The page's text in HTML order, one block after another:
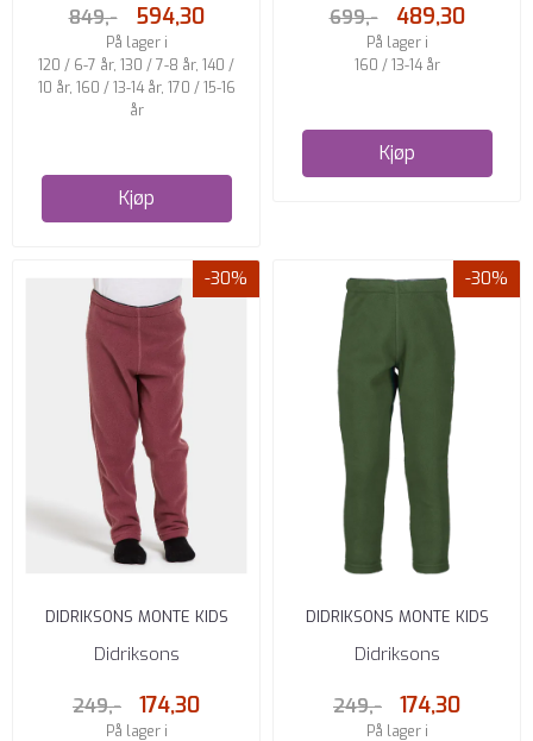
849,- 594,30
På lager i
120 / 6-7 år, 130 / 7-8 år, 140 /
10 år, 160 / 13-14 år, 170 / 15-16
år
Kjøp
699,- 489,30
På lager i
160 / 13-14 år
Kjøp
-30%
DIDRIKSONS MONTE KIDS
PANTS 9 RUSTY WINE
Didriksons
249,- 174,30
På lager i
-30%
DIDRIKSONS MONTE KIDS
PANTS 9 PINE GREEN
Didriksons
249,- 174,30
På lager i